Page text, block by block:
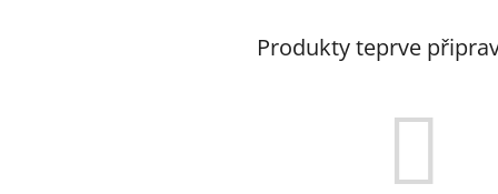
Produkty teprve